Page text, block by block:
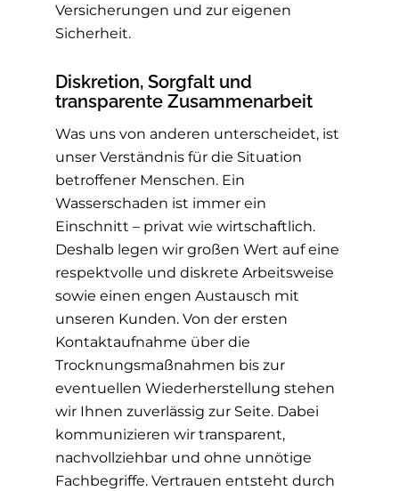
Versicherungen und zur eigenen
Sicherheit.
Diskretion, Sorgfalt und
transparente Zusammenarbeit
Was uns von anderen unterscheidet, ist
unser Verständnis für die Situation
betroffener Menschen. Ein
Wasserschaden ist immer ein
Einschnitt – privat wie wirtschaftlich.
Deshalb legen wir großen Wert auf eine
respektvolle und diskrete Arbeitsweise
sowie einen engen Austausch mit
unseren Kunden. Von der ersten
Kontaktaufnahme über die
Trocknungsmaßnahmen bis zur
eventuellen Wiederherstellung stehen
wir Ihnen zuverlässig zur Seite. Dabei
kommunizieren wir transparent,
nachvollziehbar und ohne unnötige
Fachbegriffe. Vertrauen entsteht durch